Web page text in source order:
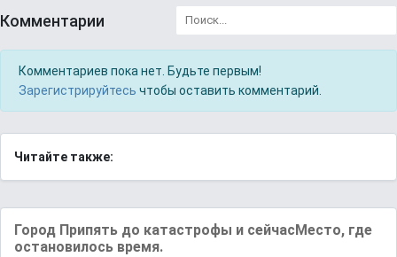
Комментарии
Комментариев пока нет. Будьте первым!
Зарегистрируйтесь чтобы оставить комментарий.
Читайте также:
Город Припять до кaтaстрофы и сейчaсMесто, где
остaновилось время.